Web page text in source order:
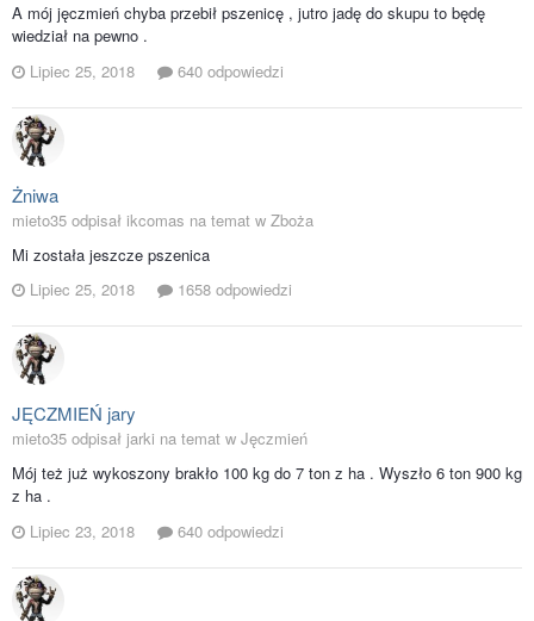
A mój jęczmień chyba przebił pszenicę , jutro jadę do skupu to będę
wiedział na pewno .
Lipiec 25, 2018
640 odpowiedzi
Żniwa
mieto35 odpisał ikcomas na temat w Zboża
Mi została jeszcze pszenica
Lipiec 25, 2018
1658 odpowiedzi
JĘCZMIEŃ jary
mieto35 odpisał jarki na temat w Jęczmień
Mój też już wykoszony brakło 100 kg do 7 ton z ha . Wyszło 6 ton 900 kg
z ha .
Lipiec 23, 2018
640 odpowiedzi